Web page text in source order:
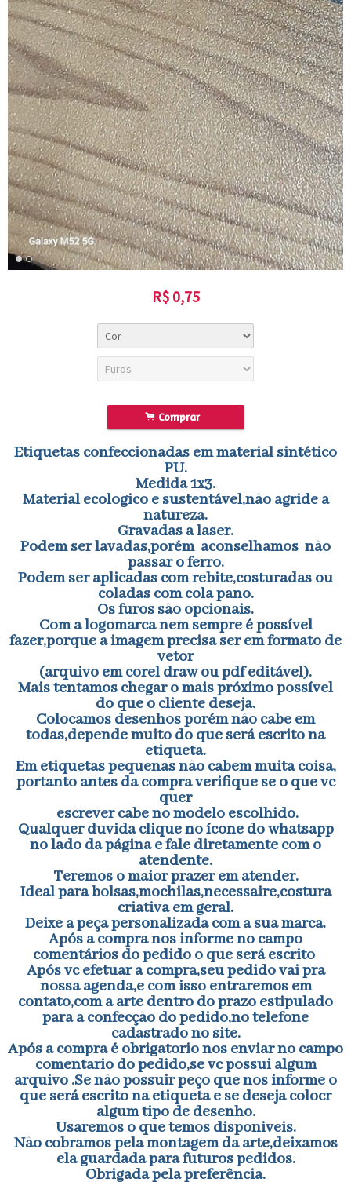
R$ 0,75
. Comprar
Etiquetas confeccionadas em material sintético
PU.
Medida 1x3.
Material ecologico e sustentável,não agride a
natureza.
Gravadas a laser.
Podem ser lavadas,porém aconselhamos não
passar o ferro.
Podem ser aplicadas com rebite,costuradas ou
coladas com cola pano.
Os furos são opcionais.
Com a logomarca nem sempre é possível
fazer,porque a imagem precisa ser em formato de
vetor
(arquivo em corel draw ou pdf editável).
Mais tentamos chegar o mais próximo possível
do que o cliente deseja.
Colocamos desenhos porém não cabe em
todas,depende muito do que será escrito na
etiqueta.
Em etiquetas pequenas não cabem muita coisa,
portanto antes da compra verifique se o que vc
quer
escrever cabe no modelo escolhido.
Qualquer duvida clique no ícone do whatsapp
no lado da página e fale diretamente com o
atendente.
Teremos o maior prazer em atender.
Ideal para bolsas,mochilas,necessaire,costura
criativa em geral.
Deixe a peça personalizada com a sua marca.
Após a compra nos informe no campo
comentários do pedido o que será escrito
Após vc efetuar a compra,seu pedido vai pra
nossa agenda,e com isso entraremos em
contato,com a arte dentro do prazo estipulado
para a confecção do pedido,no telefone
cadastrado no site.
Após a compra é obrigatorio nos enviar no campo
comentario do pedido,se vc possui algum
arquivo .Se não possuir peço que nos informe o
que será escrito na etiqueta e se deseja colocr
algum tipo de desenho.
Usaremos o que temos disponiveis.
Não cobramos pela montagem da arte,deixamos
ela guardada para futuros pedidos.
Obrigada pela preferência.